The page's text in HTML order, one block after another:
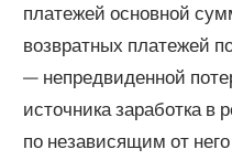
платежей основной
возвратных платежей
— непредвиденной
источника заработка в
по независящим от